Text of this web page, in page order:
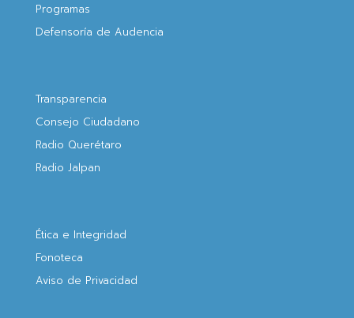
Programas
Defensoría de Audencia
Transparencia
Consejo Ciudadano
Radio Querétaro
Radio Jalpan
Ética e Integridad
Fonoteca
Aviso de Privacidad